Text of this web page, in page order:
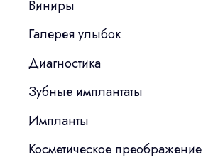
Виниры
Галерея улыбок
Диагностика
Зубные имплантаты
Импланты
Косметическое преображение